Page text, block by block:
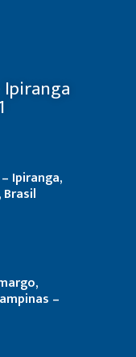
Ipiranga
Ipiranga,
Brasil
–